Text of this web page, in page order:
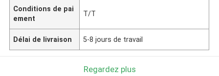
Conditions de pai
ement
T/T
Délai de livraison 5-8 jours de travail
Regardez plus